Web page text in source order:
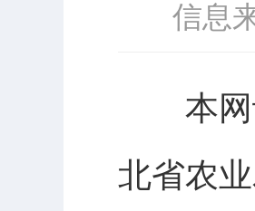
信息
本网讯
北省农